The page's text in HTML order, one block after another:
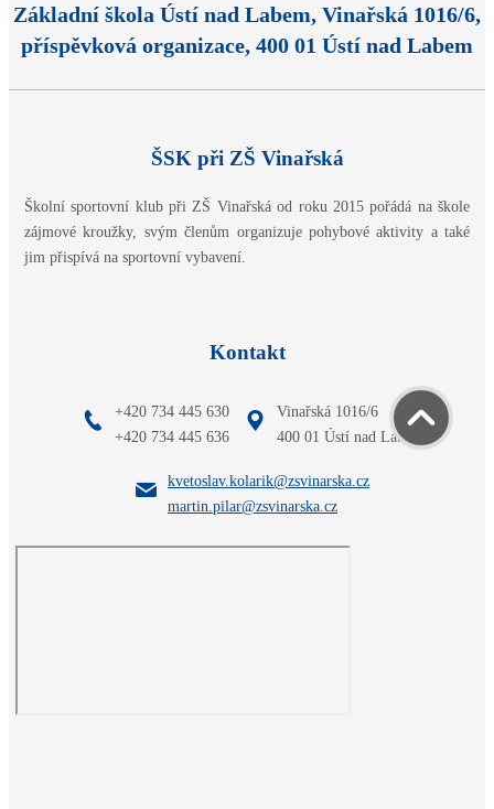
Základní škola Ústí nad Labem, Vinařská 1016/6,
příspěvková organizace, 400 01 Ústí nad Labem
ŠSK při ZŠ Vinařská
Školní sportovní klub při ZŠ Vinařská od roku 2015 pořádá na škole
zájmové kroužky, svým členům organizuje pohybové aktivity a také
jim přispívá na sportovní vybavení.
Kontakt
+420 734 445 630
+420 734 445 636
Vinařská 1016/6
400 01 Ústí nad Labem
kvetoslav.kolarik@zsvinarska.cz
martin.pilar@zsvinarska.cz